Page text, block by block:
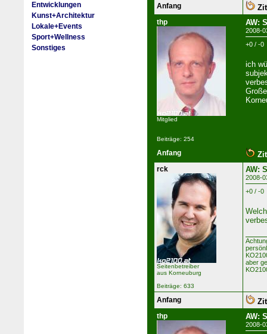
Entwicklungen
Kunst+Architektur
Lokale+Events
Sport+Wellness
Sonstiges
Anfang
thp
Mitglied
Beiträge: 254
AW:
2008-
+0 / -0
ich
Anfang
rck
Seitenbetreiber
aus Korneuburg
Beiträge: 633
AW:
2008-
+0 / -0
aber
Anfang
thp AW:
2008-